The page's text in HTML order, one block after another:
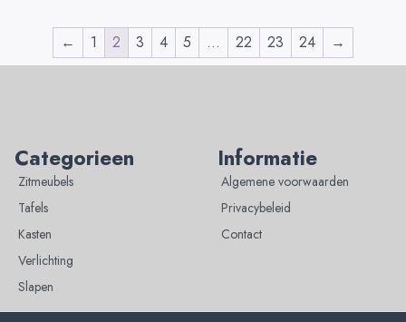
← 1 2 3 4 5 … 22 23 24 →
Categorieen
Zitmeubels
Tafels
Kasten
Verlichting
Slapen
Informatie
Algemene voorwaarden
Privacybeleid
Contact